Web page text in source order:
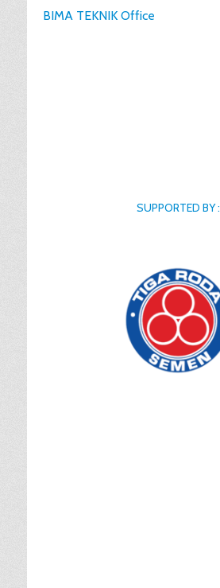
BIMA TEKNIK Office
SUPPORTED BY :